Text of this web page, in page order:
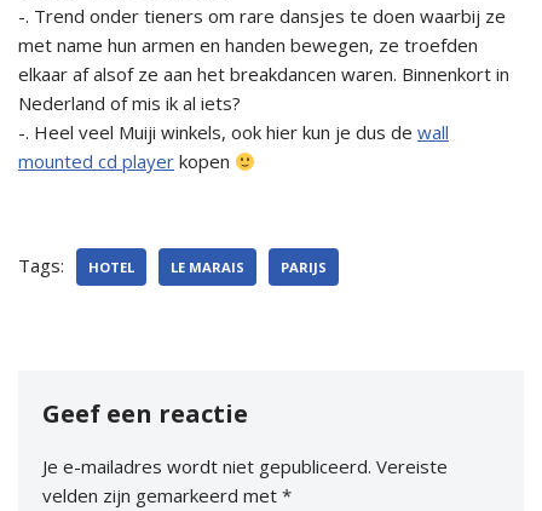
-. Trend onder tieners om rare dansjes te doen waarbij ze
met name hun armen en handen bewegen, ze troefden
elkaar af alsof ze aan het breakdancen waren. Binnenkort in
Nederland of mis ik al iets?
-. Heel veel Muiji winkels, ook hier kun je dus de wall
mounted cd player kopen
Tags: HOTEL LE MARAIS PARIJS
Geef een reactie
Je e-mailadres wordt niet gepubliceerd. Vereiste
velden zijn gemarkeerd met *